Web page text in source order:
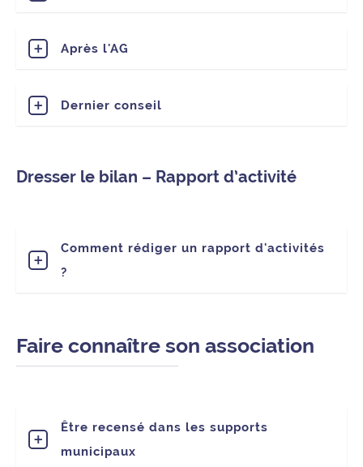
Après l'AG
Dernier conseil
Dresser le bilan – Rapport d’activité
Comment rédiger un rapport d'activités
?
Faire connaître son association
Être recensé dans les supports
municipaux